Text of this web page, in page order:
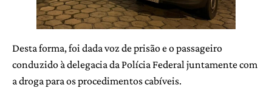
Desta forma, foi dada voz de prisão e o passageiro
conduzido à delegacia da Polícia Federal juntamente com
a droga para os procedimentos cabíveis.